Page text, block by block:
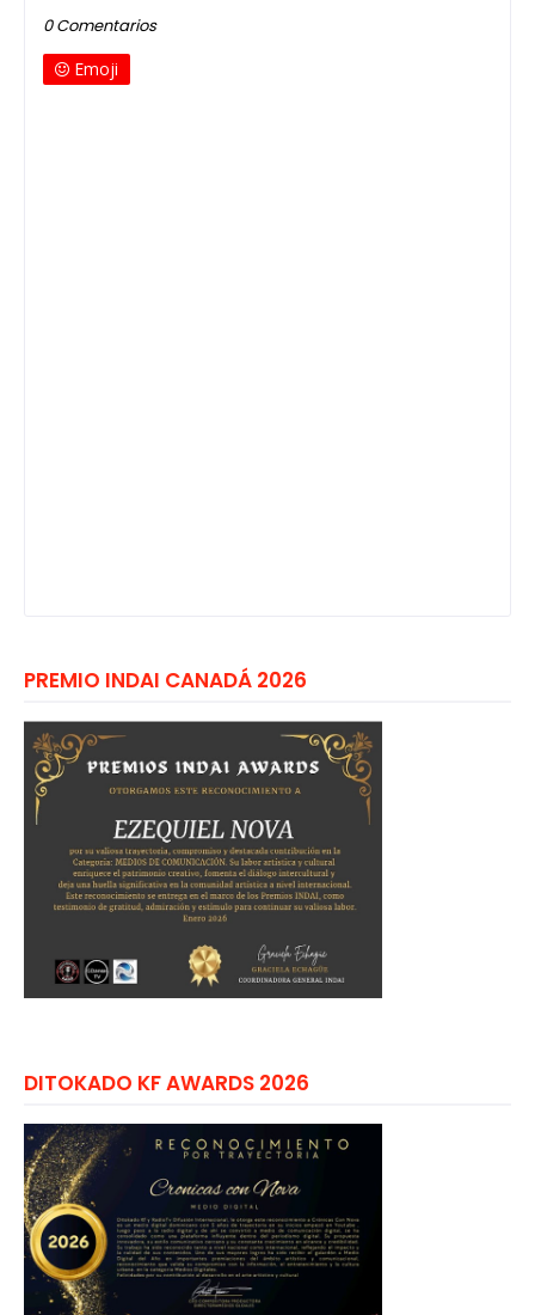
0 Comentarios
Emoji
PREMIO INDAI CANADÁ 2026
DITOKADO KF AWARDS 2026